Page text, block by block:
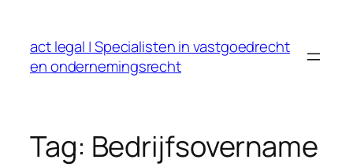
inhoud
act legal | Specialisten in vastgoedrecht
en ondernemingsrecht
Tag: Bedrijfsovername